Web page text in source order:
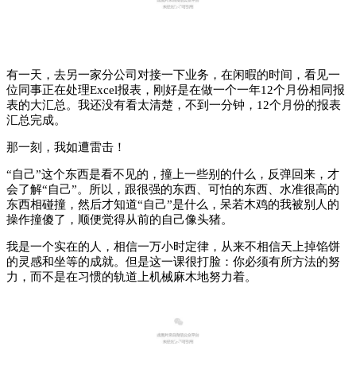
2
有一天，去另一家分公司对接一下业务，在闲暇的时间，看见一
位同事正在处理Excel报表，刚好是在做一个一年12个月份相同报
表的大汇总。 我还没有看太清楚，不到一分钟，12个月份的报表
汇总完成。
那一刻，我如遭雷击！
“自己”这个东西是看不见的，撞上一些别的什么，反弹回来，才
会了解“自己”。
所以，跟很强的东西、可怕的东西、水准很高的
东西相碰撞，然后才知道“自己”是什么，呆若木鸡的我被别人的
操作撞傻了，顺便觉得从前的自己像头猪。
我是一个实在的人，相信一万小时定律，从来不相信天上掉馅饼
的灵感和坐等的成就。 但是这一课很打脸： 你必须有所方法的努
力，而不是在习惯的轨道上机械麻木地努力着。
3